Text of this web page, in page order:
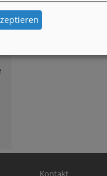
Fußbereichsmenü
Kontakt